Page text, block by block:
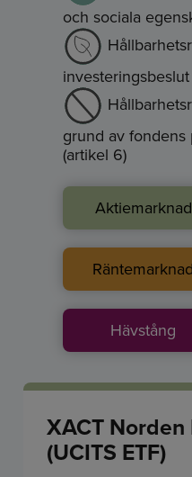
och sociala
grund av
(artikel 6)
Aktiemarknad
Räntemarknad
Hävstång
XACT
(UCITS ETF)